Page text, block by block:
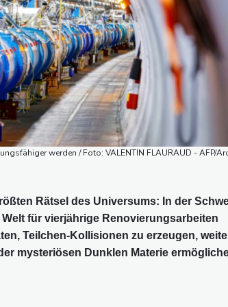
werden / Foto: VALENTIN FLAURAUD - AFP/
Rätsel des Universums: In der
für vierjährige Renovierungsarbeiten
Teilchen-Kollisionen zu erzeugen,
mysteriösen Dunklen Materie